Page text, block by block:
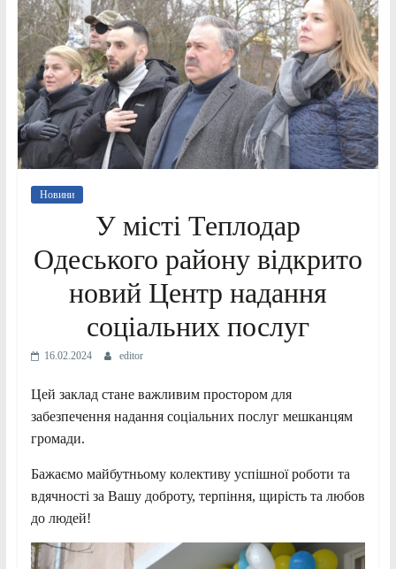
Новини
У місті Теплодар
Одеського району відкрито
новий Центр надання
соціальних послуг
16.02.2024 editor
Цей заклад стане важливим простором для
забезпечення надання соціальних послуг мешканцям
громади.
Бажаємо майбутньому колективу успішної роботи та
вдячності за Вашу доброту, терпіння, щирість та любов
до людей!